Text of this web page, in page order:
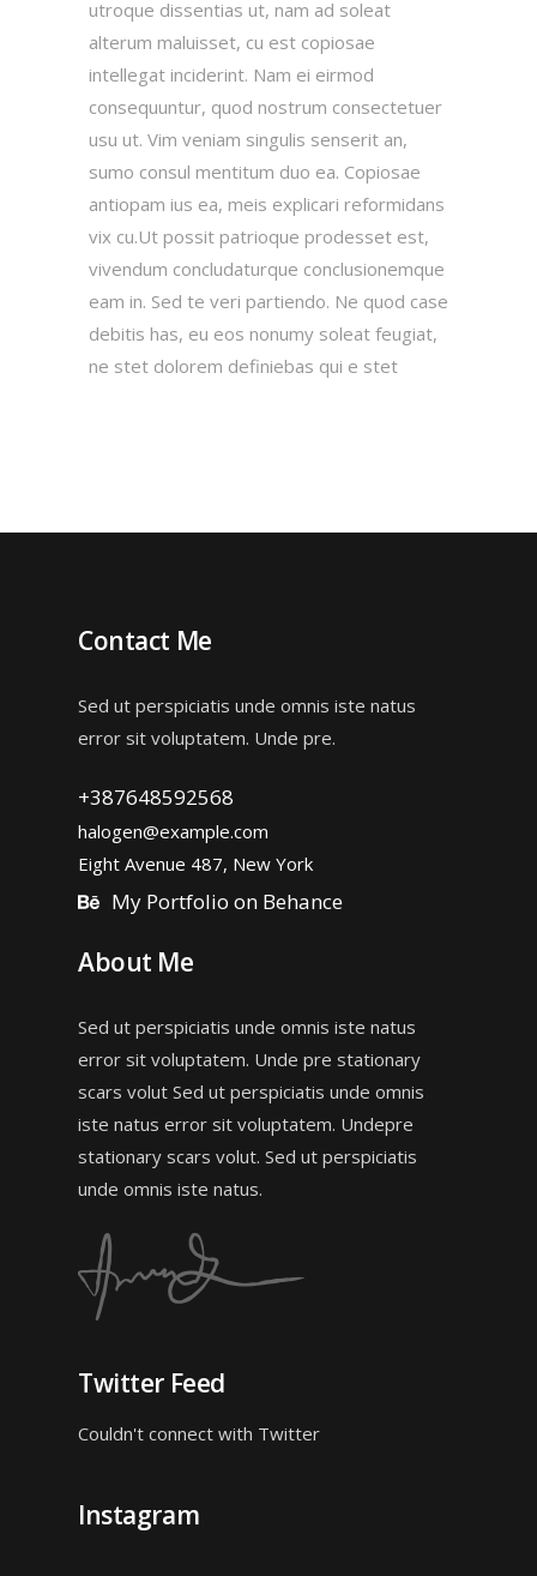
utroque dissentias ut, nam ad soleat
alterum maluisset, cu est copiosae
intellegat inciderint. Nam ei eirmod
consequuntur, quod nostrum consectetuer
usu ut. Vim veniam singulis senserit an,
sumo consul mentitum duo ea. Copiosae
antiopam ius ea, meis explicari reformidans
vix cu.Ut possit patrioque prodesset est,
vivendum concludaturque conclusionemque
eam in. Sed te veri partiendo. Ne quod case
debitis has, eu eos nonumy soleat feugiat,
ne stet dolorem definiebas qui e stet
Contact Me
Sed ut perspiciatis unde omnis iste natus
error sit voluptatem. Unde pre.
+387648592568
halogen@example.com
Eight Avenue 487, New York
My Portfolio on Behance
About Me
Sed ut perspiciatis unde omnis iste natus
error sit voluptatem. Unde pre stationary
scars volut Sed ut perspiciatis unde omnis
iste natus error sit voluptatem. Undepre
stationary scars volut. Sed ut perspiciatis
unde omnis iste natus.
Twitter Feed
Couldn't connect with Twitter
Instagram